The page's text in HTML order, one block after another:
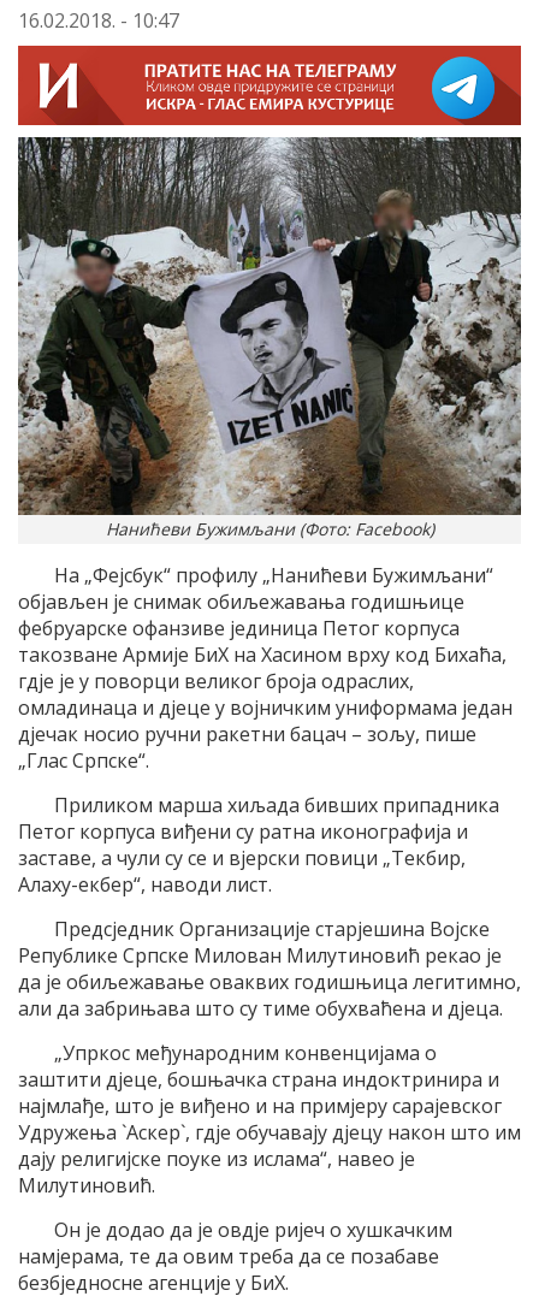
16.02.2018. - 10:47
Нанићеви Бужимљани (Фото: Facebook)
На „Фејсбук“ профилу „Нанићеви Бужимљани“
објављен је снимак обиљежавања годишњице
фебруарске офанзиве јединица Петог корпуса
такозване Армије БиХ на Хасином врху код Бихаћа,
гдје је у поворци великог броја одраслих,
омладинаца и дјеце у војничким униформама један
дјечак носио ручни ракетни бацач – зољу, пише
„Глас Српске“.
Приликом марша хиљада бивших припадника
Петог корпуса виђени су ратна иконографија и
заставе, а чули су се и вјерски повици „Текбир,
Алаху-екбер“, наводи лист.
Предсједник Организације старјешина Војске
Републике Српске Милован Милутиновић рекао је
да је обиљежавање оваквих годишњица легитимно,
али да забрињава што су тиме обухваћена и дјеца.
„Упркос међународним конвенцијама о
заштити дјеце, бошњачка страна индоктринира и
најмлађе, што је виђено и на примјеру сарајевског
Удружења `Аскер`, гдје обучавају дјецу након што им
дају религијске поуке из ислама“, навео је
Милутиновић.
Он је додао да је овдје ријеч о хушкачким
намјерама, те да овим треба да се позабаве
безбједносне агенције у БиХ.